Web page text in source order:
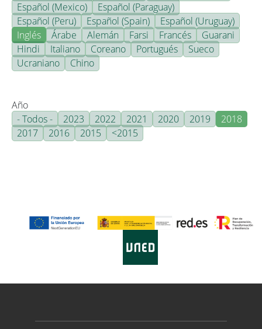
Español (Mexico)
Español (Paraguay)
Español (Peru)
Español (Spain)
Español (Uruguay)
Inglés
Árabe Alemán Farsi Francés
Guarani
Hindi
Italiano Coreano Portugués
Sueco
Ucraniano
Chino
Año
- Todos -
2023 2022 2021 2020 2019
2018
2017
2016 2015 <2015